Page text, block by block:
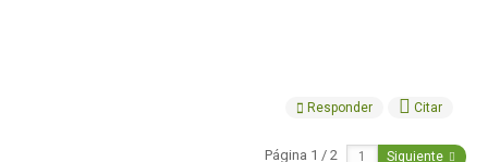
Responder Citar
Página 1 / 2 Siguiente